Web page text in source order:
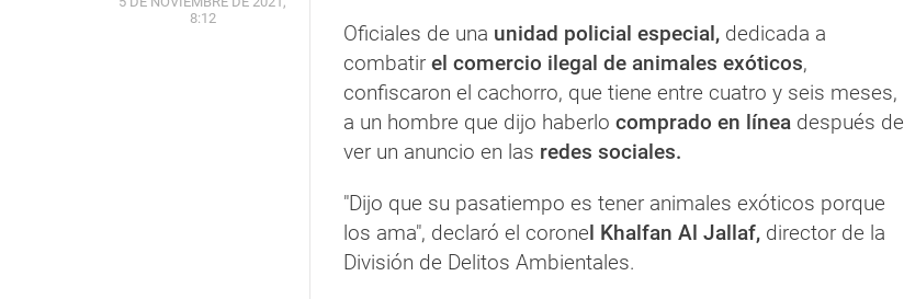
8:12
Oficiales de una unidad policial especial, dedicada a
combatir el comercio ilegal de animales exóticos,
confiscaron el cachorro, que tiene entre cuatro y seis meses,
a un hombre que dijo haberlo comprado en línea después de
ver un anuncio en las redes sociales.
"Dijo que su pasatiempo es tener animales exóticos porque
los ama", declaró el coronel Khalfan Al Jallaf, director de la
División de Delitos Ambientales.